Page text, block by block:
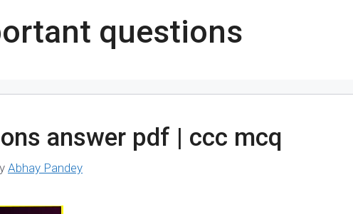
questions
answer pdf | ccc mcq
Abhay Pandey